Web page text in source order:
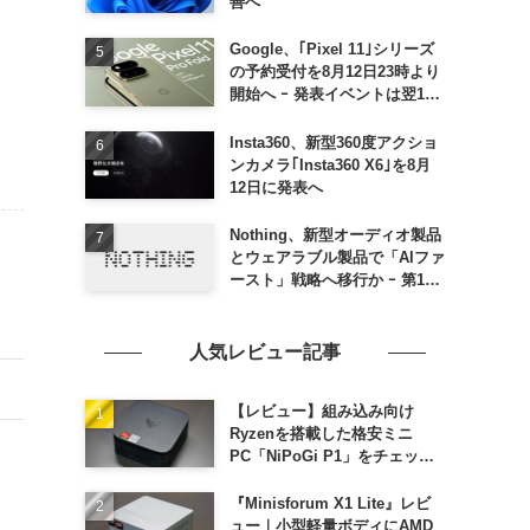
Google、｢Pixel 11｣シリーズ
の予約受付を8月12日23時より
開始へ ｰ 発表イベントは翌13
Insta360、新型360度アクショ
ンカメラ｢Insta360 X6｣を8月
12日に発表へ
Nothing、新型オーディオ製品
とウェアラブル製品で「AIファ
ースト」戦略へ移行か ｰ 第1弾
人気レビュー記事
【レビュー】組み込み向け
Ryzenを搭載した格安ミニ
PC「NiPoGi P1」をチェック
高性能
『Minisforum X1 Lite』レビ
ュー｜小型軽量ボディにAMD